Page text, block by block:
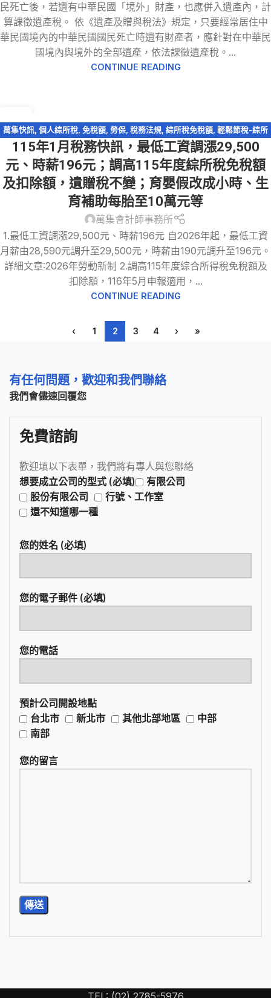
民死亡後，若遺有中華民國「境外」財產，也應併入遺產內，計
算課徵遺產稅。 依《遺產及贈與稅法》規定，只要經常居住中
華民國境內的中華民國國民死亡時遺有財產者，應針對在中華民
國境內與境外的全部遺產，依法課徵遺產稅。...
CONTINUE READING
30
12 月
萬集快訊, 個人綜所稅, 免稅額, 勞保, 稅務法規, 綜所稅免稅額, 輕鬆節稅-綜所
稅,遺產及贈與稅
115年1月稅務快訊，最低工資調漲29,500
元、時薪196元；調高115年度綜所稅免稅額
及扣除額，遺贈稅不變；育嬰假改成小時、生
育補助每胎至10萬元等
萬集會計師事務所
1.最低工資調漲29,500元、時薪196元 自2026年起，最低工資
月薪由28,590元調升至29,500元，時薪由190元調升至196元。
詳細文章:2026年勞動新制 2.調高115年度綜合所得稅免稅額及
扣除額，116年5月申報適用，...
CONTINUE READING
‹ 1 2 3 4 › »
有任何問題，歡迎和我們聯絡
我們會儘速回覆您
免費諮詢
歡迎填以下表單，我們將有專人與您聯絡
想要成立公司的型式 (必填)
有限公司
股份有限公司
行號、工作室
還不知道哪一種
您的姓名 (必填)
您的電子郵件 (必填)
您的電話
預計公司開設地點
台北市
新北市 其他北部地區
中部
南部
您的留言